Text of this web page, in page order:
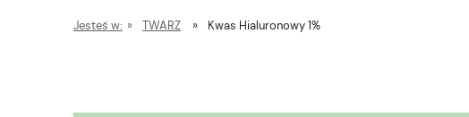
Jesteś w: » TWARZ » Kwas Hialuronowy 1%